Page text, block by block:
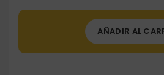
AÑADIR AL